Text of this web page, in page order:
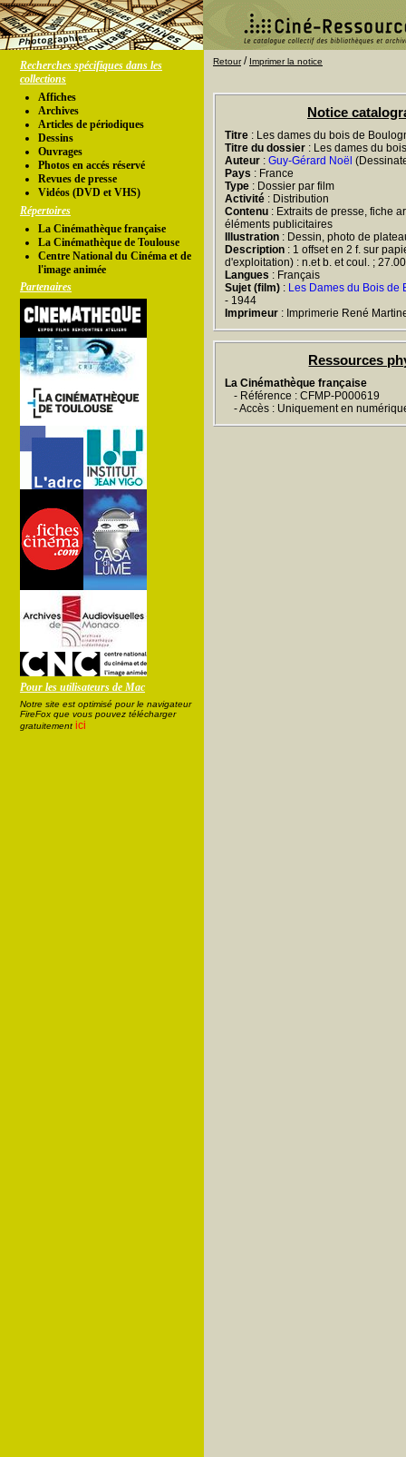
Recherches spécifiques dans les
collections
Affiches
Archives
Articles de périodiques
Dessins
Ouvrages
Photos en accés réservé
Revues de presse
Vidéos (DVD et VHS)
Répertoires
La Cinémathèque française
La Cinémathèque de Toulouse
Centre National du Cinéma et de
l'image animée
Partenaires
Pour les utilisateurs de Mac
Notre site est optimisé pour le navigateur
FireFox que vous pouvez télécharger
gratuitement ici
Retour/ Imprimer la notice
Notice
Titre : Les dames du bois de
Titre du dossier : Les dames du
Auteur : Guy-Gérard Noël
Pays : France
Type : Dossier par film
Activité : Distribution
Contenu : Extraits de presse, fiche
éléments publicitaires
Illustration : Dessin, photo de
Description : 1 offset en 2 f. sur
d'exploitation) : n.et b. et coul. ;
Langues : Français
Sujet (film) : Les Dames du Bois de
- 1944
Imprimeur : Imprimerie René
Ressources
La Cinémathèque française
- Référence : CFMP-P000619
- Accès : Uniquement en